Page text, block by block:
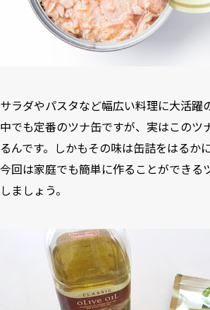
サラダやパスタなど幅広い料理に大活躍
中でも定番のツナ缶ですが、実はこのツ
るんです。しかもその味は缶詰をはるか
今回は家庭でも簡単に作ることができる
しましょう。